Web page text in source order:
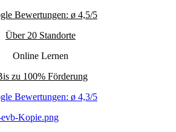
Bewertungen: ø 4,5/5
Über 20 Standorte
Online Lernen
zu 100% Förderung
Bewertungen: ø 4,3/5